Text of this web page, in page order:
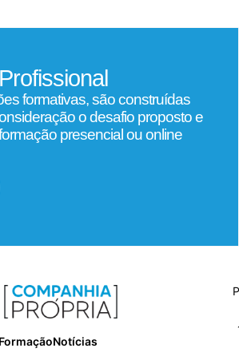
formativas, são construídas
o desafio proposto e
presencial ou online
FormaçãoNotícias